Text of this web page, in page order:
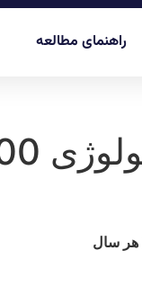
راهنمای مطالعه
هر سال